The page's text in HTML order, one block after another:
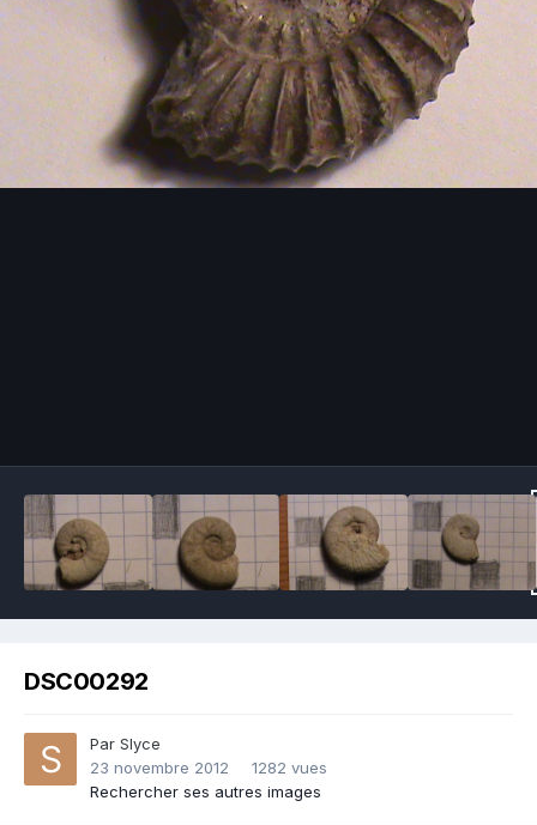
DSC00292
Par Slyce
23 novembre 2012
1282 vues
Rechercher ses autres images